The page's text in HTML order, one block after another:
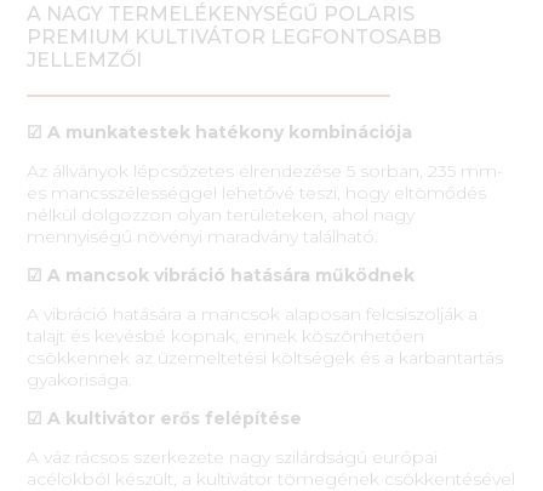
A NAGY TERMELÉKENYSÉGŰ POLARIS
PREMIUM KULTIVÁTOR LEGFONTOSABB
JELLEMZŐI
☑ A munkatestek hatékony kombinációja
Az állványok lépcsőzetes elrendezése 5 sorban, 235 mm-
es mancsszélességgel lehetővé teszi, hogy eltömődés
nélkül dolgozzon olyan területeken, ahol nagy
mennyiségű növényi maradvány található.
☑ A mancsok vibráció hatására működnek
A vibráció hatására a mancsok alaposan felcsiszolják a
talajt és kevésbé kopnak, ennek köszönhetően
csökkennek az üzemeltetési költségek és a karbantartás
gyakorisága.
☑ A kultivátor erős felépítése
A váz rácsos szerkezete nagy szilárdságú európai
acélokból készült, a kultivátor tömegének csökkentésével